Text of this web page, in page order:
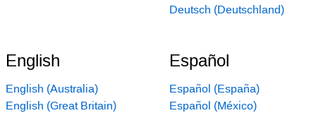
Deutsch (Deutschland)
English
English (Australia)
English (Great Britain)
Español
Español (España)
Español (México)